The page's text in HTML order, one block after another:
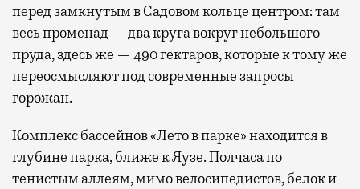
перед замкнутым в Садовом кольце центром: там
весь променад — два круга вокруг небольшого
пруда, здесь же — 490 гектаров, которые к тому же
переосмысляют под современные запросы
горожан.
Комплекс бассейнов «Лето в парке» находится в
глубине парка, ближе к Яузе. Полчаса по
тенистым аллеям, мимо велосипедистов, белок и